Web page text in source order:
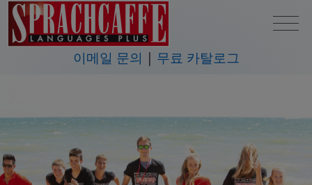
이메일 문의 무료 카탈로그